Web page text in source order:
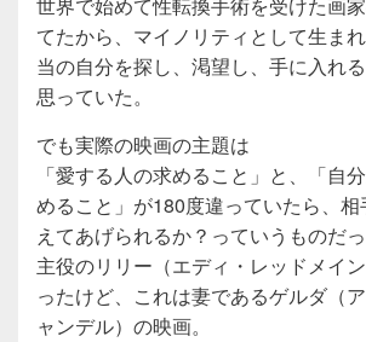
てたから、マイノリティとして生ま
当の自分を探し、渇望し、手に入れ
思っていた。
でも実際の映画の主題は
「愛する人の求めること」と、「自
めること」が180度違っていたら、
えてあげられるか？っていうものだっ
主役のリリー（エディ・レッドメイ
ったけど、これは妻であるゲルダ（
ャンデル）の映画。